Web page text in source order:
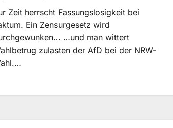
Zeit herrscht Fassungslosigkeit bei
Ein Zensurgesetz wird
…und man wittert
zulasten der AfD bei der NRW-